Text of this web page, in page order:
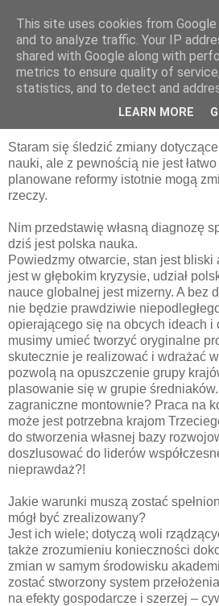
sobota, 28 stycznia 2017
Parę uwag o polskiej
Staram się śledzić zmiany
nauki, ale z pewnością nie jest
planowane reformy istotnie mogą
rzeczy.
Nim przedstawię własną diagnozę
dziś jest polska nauka.
Powiedzmy otwarcie, stan jest bliski
jest w głębokim kryzysie, udział
nauce globalnej jest mizerny. A bez
nie będzie prawdziwie
opierającego się na obcych ideach i
musimy umieć tworzyć oryginalne
skutecznie je realizować i wdrażać
pozwolą na opuszczenie grupy
plasowanie się w grupie
zagraniczne montownie? Praca na
może jest potrzebna krajom
do stworzenia własnej bazy
doszlusować do liderów
nieprawdaż?!
Jakie warunki muszą zostać
mógł być zrealizowany?
Jest ich wiele; dotyczą woli
także zrozumieniu konieczności
zmian w samym środowisku
zostać stworzony system
na efekty gospodarcze i szerzej –
This site uses cookies from
and to analyze traffic. Your IP
shared with Google along with
metrics to ensure quality of
statistics, and to detect and
LEARN MORE